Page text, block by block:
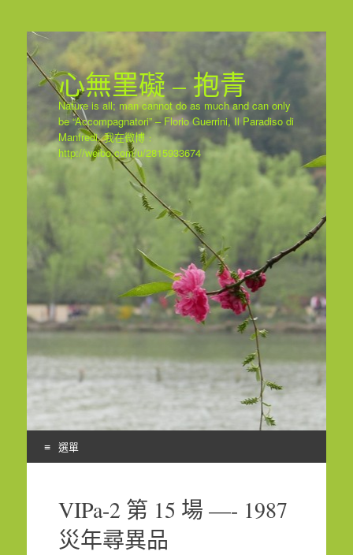
心無罣礙 – 抱青
Nature is all; man cannot do as much and can only
be “Accompagnatori” – Florio Guerrini, Il Paradiso di
Manfredi. 我在微博﹕
http://weibo.com/u/2815933674
選單
contentVIPa-2 第 15 場 —- 1987
災年尋異品